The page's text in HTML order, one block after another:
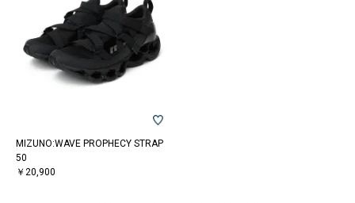
MIZUNO:WAVE PROPHECY STRAP
50
￥20,900